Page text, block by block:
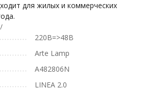
для жилых и коммерческих
220В=>48В
Arte Lamp
A482806N
LINEA 2.0